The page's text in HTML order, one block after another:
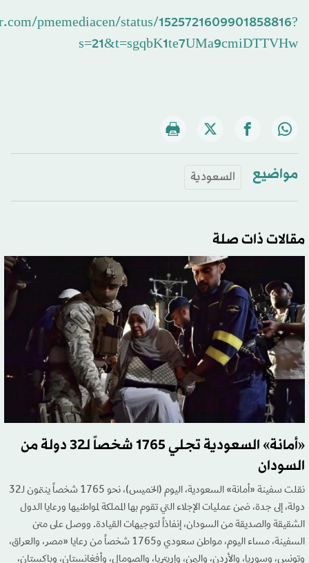
pmemediacen/status/1525721609901858816?
s=21&t=sgqbK1te7UMa9cmiDTTVHw
مواضيع السعودية
مقالات ذات صلة
«أمانة» السعودية تجلي 1765 شخصاً لـ32 دولة من
السودان
نقلت سفينة «أمانة» السعودية، اليوم (الخميس)، نحو 1765 شخصاً ينتمون لـ32
دولة، إلى جدة، ضمن عمليات الإجلاء التي تقوم بها المملكة لمواطنيها ورعايا الدول
الشقيقة والصديقة من السودان، إنفاذاً لتوجيهات القيادة. ووصل على متن
السفينة، مساء اليوم، مواطن سعودي و1765 شخصاً من رعايا «مصر، والعراق،
وتونس، وسوريا، والأردن، واليمن، وإريتريا، والصومال، وأفغانستان، وباكستان،